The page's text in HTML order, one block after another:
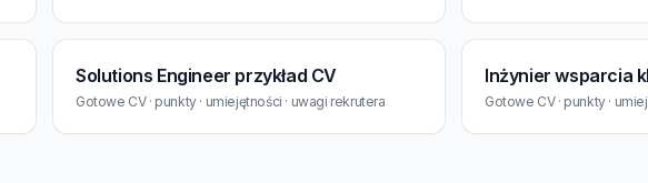
Solutions Engineer przykład CV
Gotowe CV · punkty · umiejętności · uwagi rekrutera
Inżynier wsparcia
Gotowe CV · punkty ·